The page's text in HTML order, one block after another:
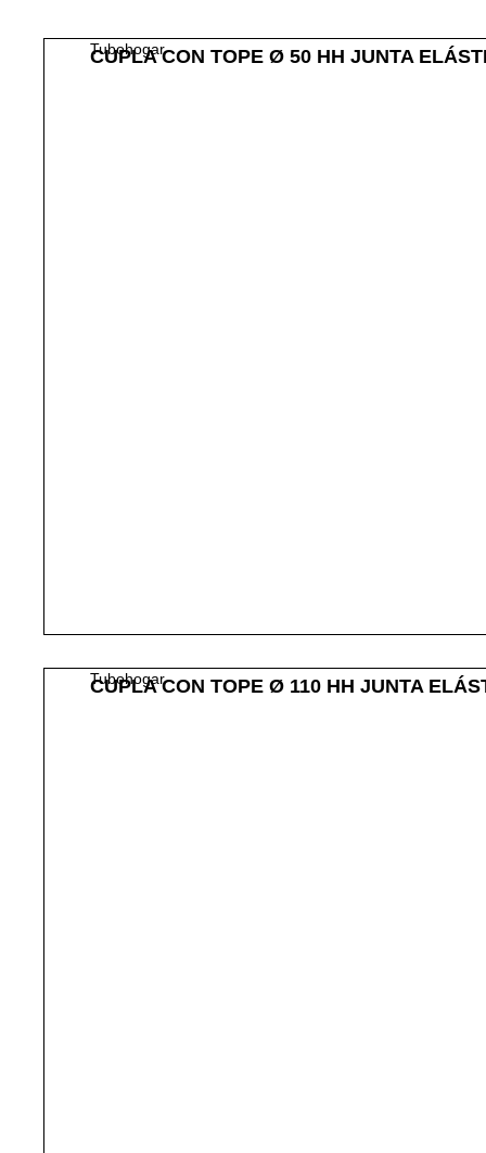
Tubohogar
CUPLA CON TOPE Ø 50 HH JUNTA
Tubohogar
CUPLA CON TOPE Ø 110 HH JUNTA